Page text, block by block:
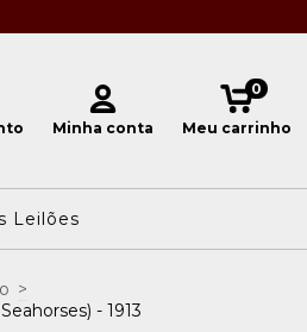
Minha conta Meu carrinho
0
Leilões
>
- 1913